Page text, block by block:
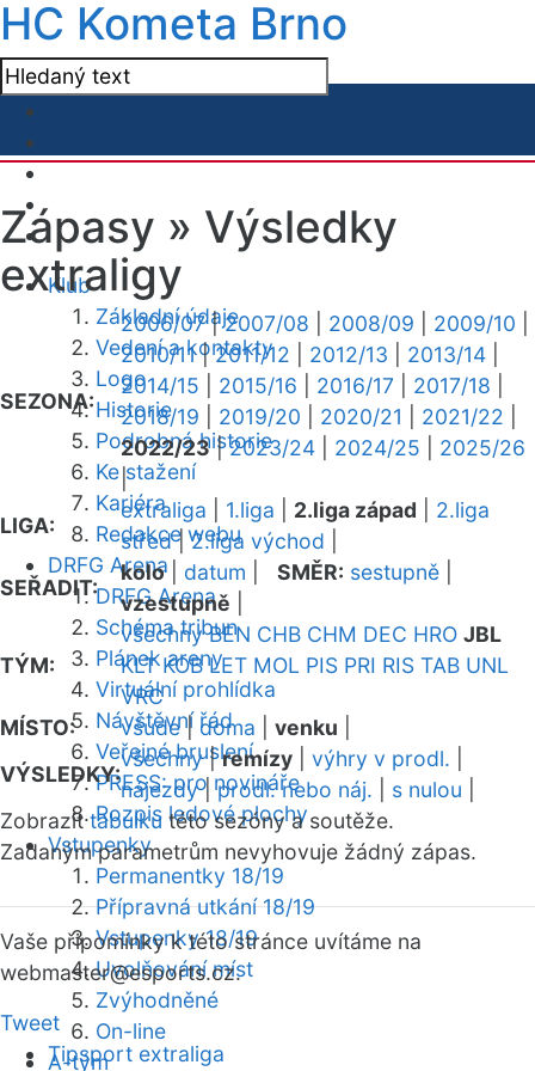
HC Kometa Brno
Klub
Základní údaje
Vedení a kontakty
Logo
Historie
Podrobná historie
Ke stažení
Kariéra
Redakce webu
DRFG Arena
DRFG Arena
Schéma tribun
Plánek areny
Virtuální prohlídka
Návštěvní řád
Veřejné bruslení
PRESS: pro novináře
Rozpis ledové plochy
Vstupenky
Permanentky 18/19
Přípravná utkání 18/19
Vstupenky 18/19
Uvolňování míst
Zvýhodněné
On-line
A-tým
Zápasy » Výsledky
extraligy
SEZONA:
2006/07|2007/08 2008/09 2009/10
2010/11|2011/12 2012/13 2013/14
2014/15
2015/16 2016/17 2017/18
2018/19
2019/20 2020/21 2021/22
2022/23|2023/24 2024/25
2025/26
|
LIGA:
extraliga 1.liga 2.liga západ
2.liga
střed|2.liga východ
SEŘADIT:
kolo| datum SMĚR: sestupně
vzestupně
TÝM:
všechny BEN CHB CHM DEC HRO JBL
KLT KOB LET MOL PIS PRI RIS TAB UNL
VRC
MÍSTO:
všude| doma venku
VÝSLEDKY:
všechny|remízy výhry v prodl.
nájezdy|prodl. nebo náj. s nulou
Zobrazittabulku této sezóny a soutěže.
Zadaným parametrům nevyhovuje žádný zápas.
Vaše připomínky k této stránce uvítáme na
webmaster@esports.cz.
Tweet
Tipsport extraliga